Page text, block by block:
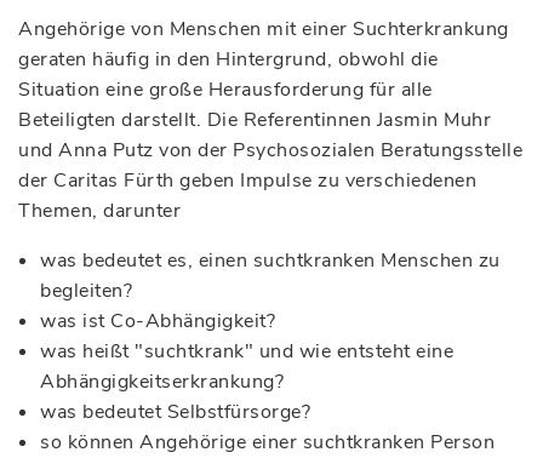
Angehörige von Menschen mit einer Suchterkrankung
geraten häufig in den Hintergrund, obwohl die
Situation eine große Herausforderung für alle
Beteiligten darstellt. Die Referentinnen Jasmin Muhr
und Anna Putz von der Psychosozialen Beratungsstelle
der Caritas Fürth geben Impulse zu verschiedenen
Themen, darunter
was bedeutet es, einen suchtkranken Menschen zu
begleiten?
was ist Co-Abhängigkeit?
was heißt "suchtkrank" und wie entsteht eine
Abhängigkeitserkrankung?
was bedeutet Selbstfürsorge?
so können Angehörige einer suchtkranken Person